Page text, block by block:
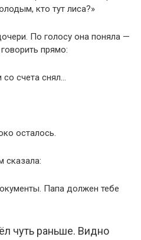
кто тут лиса?»
По голосу она поняла —
прямо:
счета снял…
осталось.
сказала:
Папа должен тебе
чуть раньше. Видно